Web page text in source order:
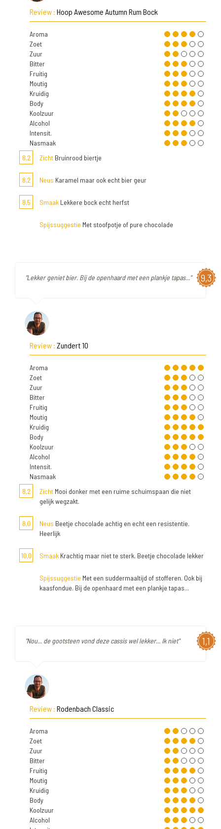
Review : Hoop Awesome Autumn Rum Bock
Aroma
Zoet
Zuur
Bitter
Fruitig
Moutig
Kruidig
Body
Koolzuur
Alcohol
Intensit.
Nasmaak
8,2
Zicht Bruinrood biertje
8,2 Neus Karamel maar ook echt bier geur
8,5 Smaak Lekkere bock echt herfst
Spijssuggestie Met stoofpotje of pure chocolade
9,3
"Lekker geniet bier. Bij de openhaard met een plankje tapas..."
Review : Zundert 10
Aroma
Zoet
Zuur
Bitter
Fruitig
Moutig
Kruidig
Body
Koolzuur
Alcohol
Intensit.
Nasmaak
8,2
Zicht Mooi donker met een ruime schuimspaan die niet
gelijk wegzakt.
8,0 Neus Beetje chocolade achtig en echt een resistentie.
Heerlijk
10,0 Smaak Krachtig maar niet te sterk. Beetje chocolade lekker
Spijssuggestie Met een suddermaaltijd of stofferen. Ook bij
kaasfondue. Bij de openhaard met een plankje tapas...
1,1
"Nou... de gootsteen vond deze cassis wel lekker... Ik niet"
Review : Rodenbach Classic
Aroma
Zoet
Zuur
Bitter
Fruitig
Moutig
Kruidig
Body
Koolzuur
Alcohol